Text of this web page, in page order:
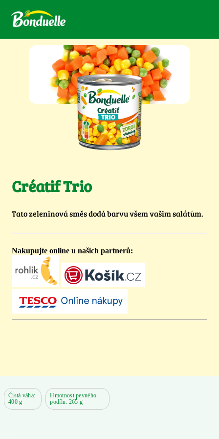
Créatif Trio
Tato zeleninová směs dodá barvu všem vašim salátům.
Nakupujte online u našich partnerů:
Čistá váha:
400 g
Hmotnost pevného
podílu: 265 g